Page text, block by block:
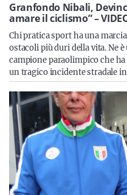
Servizi
Resta sempre aggiornato
nostra newsletter
Iscriviti
Granfondo Nibali,
amare il ciclismo” –
Chi pratica sport ha una
ostacoli più duri della vita. Ne
campione paraolimpico che
un tragico incidente stradale